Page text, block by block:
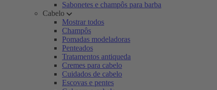
Sabonetes e champôs para barba
Cabelo
Mostrar todos
Champôs
Pomadas modeladoras
Penteados
Tratamentos antiqueda
Cremes para cabelo
Cuidados de cabelo
Escovas e pentes